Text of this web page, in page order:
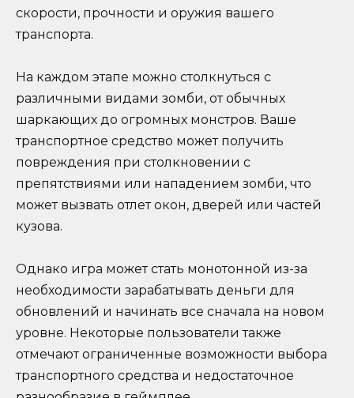
скорости, прочности и оружия вашего
транспорта.
На каждом этапе можно столкнуться с
различными видами зомби, от обычных
шаркающих до огромных монстров. Ваше
транспортное средство может получить
повреждения при столкновении с
препятствиями или нападением зомби, что
может вызвать отлет окон, дверей или частей
кузова.
Однако игра может стать монотонной из-за
необходимости зарабатывать деньги для
обновлений и начинать все сначала на новом
уровне. Некоторые пользователи также
отмечают ограниченные возможности выбора
транспортного средства и недостаточное